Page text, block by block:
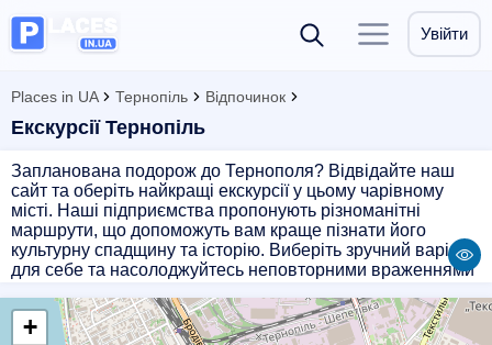
Увійти
Places in UA Тернопіль Відпочинок
Екскурсії Тернопіль
Запланована подорож до Тернополя? Відвідайте наш
сайт та оберіть найкращі екскурсії у цьому чарівному
місті. Наші підприємства пропонують різноманітні
маршрути, що допоможуть вам краще пізнати його
культурну спадщину та історію. Виберіть зручний варіант
для себе та насолоджуйтесь неповторними враженнями
+